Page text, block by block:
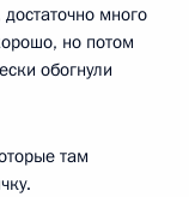
много
но потом
обогнули
там